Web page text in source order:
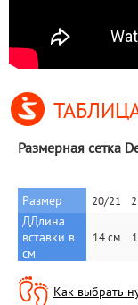
Размерная сетка
Размер 20/21
ДДлина
вставки в
см
14 см
Как выбрать